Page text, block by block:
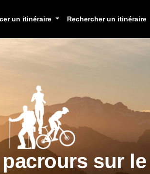
un itinéraire Rechercher un itinéraire
sur